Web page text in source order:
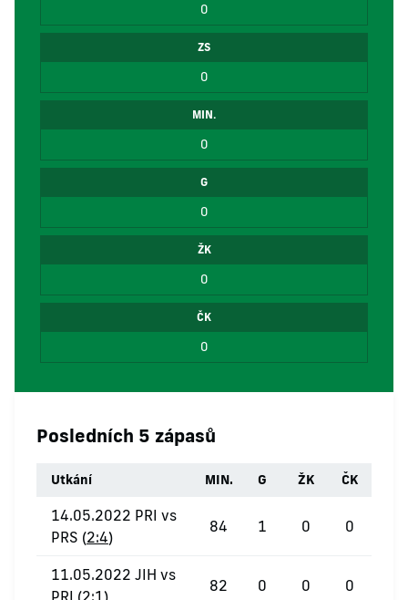
0
ZS
0
MIN.
0
G
0
ŽK
0
ČK
0
Posledních 5 zápasů
Utkání MIN. G ŽK ČK
14.05.2022 PRI vs
PRS (2:4)
84 1 0 0
11.05.2022 JIH vs
PRI (2:1)
82 0 0 0